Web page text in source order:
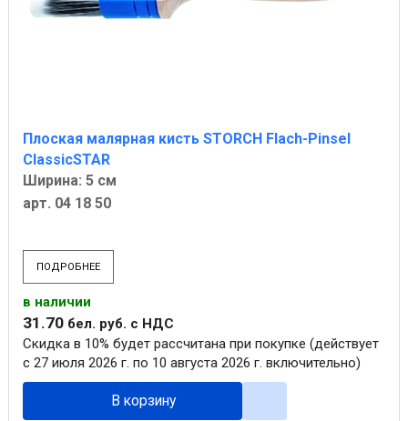
Плоская малярная кисть STORCH Flach-Pinsel
ClassicSTAR
Ширина: 5 см
арт. 04 18 50
ПОДРОБНЕЕ
в наличии
31 .70 бел. руб. с НДС
Скидка в 10% будет рассчитана при покупке (действует
с 27 июля 2026 г. по 10 августа 2026 г. включительно)
В корзину